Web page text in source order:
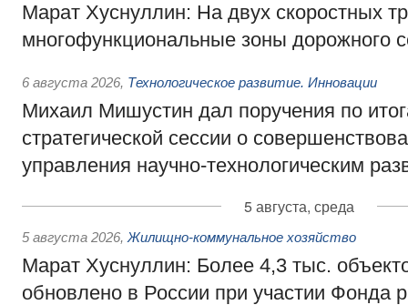
Марат Хуснуллин: На двух скоростных
многофункциональные зоны дорожного
6 августа 2026, Технологическое развитие. Инновации
Михаил Мишустин дал поручения по
стратегической сессии о
управления научно-технологическим
5 августа, среда
5 августа 2026, Жилищно-коммунальное хозяйство
Марат Хуснуллин: Более 4,3 тыс.
обновлено в России при участии Фонда